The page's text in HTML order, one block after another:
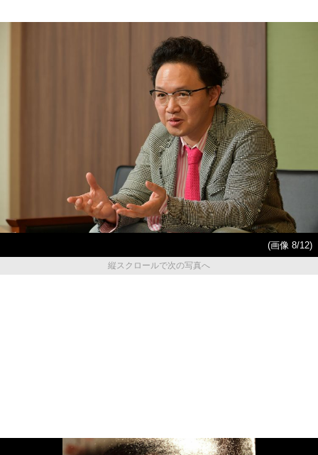
(画像 8/12)
縦スクロールで次の写真へ